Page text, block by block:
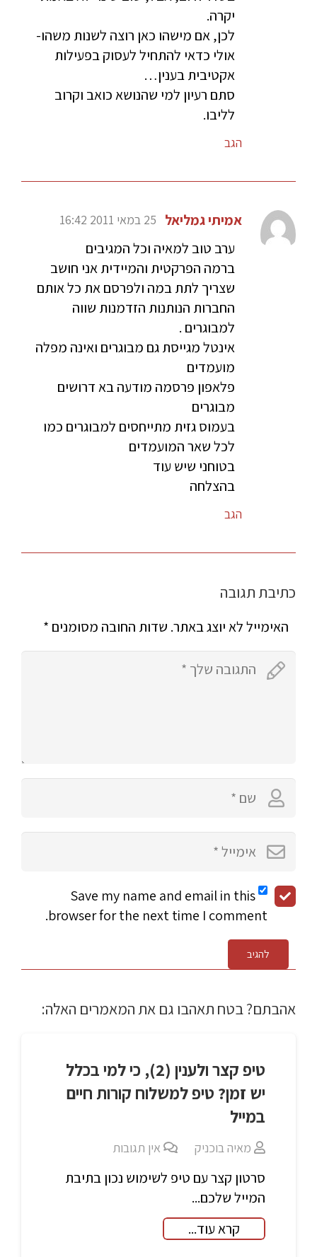
יקרה.
לכן, אם מישהו כאן רוצה לשנות משהו-
אולי כדאי להתחיל לעסוק בפעילות
אקטיבית בענין…
סתם רעיון למי שהנושא כואב וקרוב
לליבו.
הגב
אמיתי גמליאל 25 במאי 2011 16:42
ערב טוב למאיה וכל המגיבים
ברמה הפרקטית והמיידית אני חושב
שצריך לתת במה ולפרסם את כל אותם
החברות הנותנות הזדמנות שווה
למבוגרים .
אינטל מגייסת גם מבוגרים ואינה מפלה
מועמדים
פלאפון פרסמה מודעה בא דרושים
מבוגרים
בעמוס גזית מתייחסים למבוגרים כמו
לכל שאר המועמדים
בטוחני שיש עוד
בהצלחה
הגב
כתיבת תגובה
האימייל לא יוצג באתר. שדות החובה מסומנים *
Save my name and email in this
browser for the next time I comment.
להגיב
אהבתם? בטח תאהבו גם את המאמרים האלה:
טיפ קצר ולענין (2), כי למי בכלל
יש זמן? טיפ למשלוח קורות חיים
במייל
מאיה בוכניק אין תגובות
סרטון קצר עם טיפ לשימוש נכון בתיבת
המייל שלכם...
קרא עוד...